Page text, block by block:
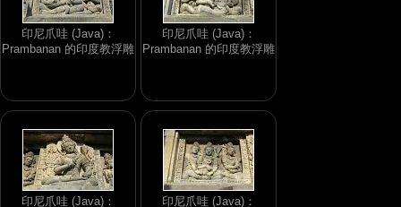
印尼爪哇 (Java)：
Prambanan 的印度教浮雕
印尼爪哇 (Java)：
Prambanan 的印度教浮雕
印尼爪哇 (Java)：
印尼爪哇 (Java)：